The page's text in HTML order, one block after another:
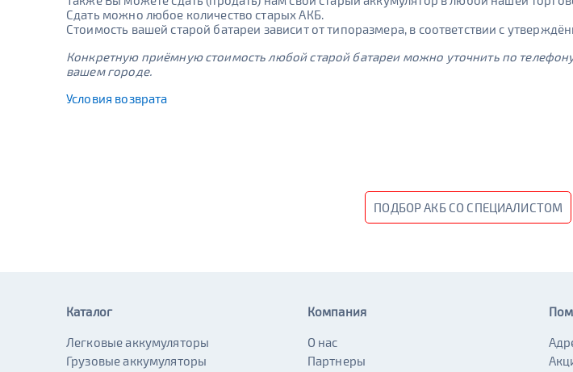
Сдать можно любое количество старых АКБ.
Стоимость вашей старой батареи зависит от типоразмера, в соответствии с
Конкретную приёмную стоимость любой старой батареи можно уточнить по
вашем городе.
Условия возврата
ПОДБОР АКБ СО СПЕЦИАЛИСТОМ
Каталог
Легковые аккумуляторы
Грузовые аккумуляторы
Компания
О нас
Партнеры